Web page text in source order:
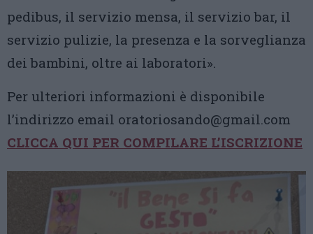
pedibus, il servizio mensa, il servizio bar, il
servizio pulizie, la presenza e la sorveglianza
dei bambini, oltre ai laboratori».
Per ulteriori informazioni è disponibile
l’indirizzo email oratoriosando@gmail.com
CLICCA QUI PER COMPILARE L’ISCRIZIONE